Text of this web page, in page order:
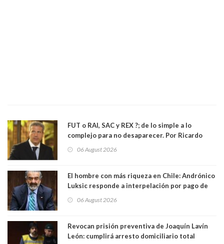
FUT o RAI, SAC y REX ?; de lo simple a lo
complejo para no desaparecer. Por Ricardo
06 August 2026
El hombre con más riqueza en Chile: Andrónico
Luksic responde a interpelación por pago de
día que me muera”
06 August 2026
Revocan prisión preventiva de Joaquín Lavín
León: cumplirá arresto domiciliario total